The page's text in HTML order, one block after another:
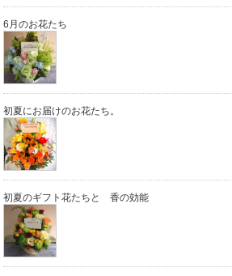
6月のお花たち
初夏にお届けのお花たち。
初夏のギフト花たちと 香の効能